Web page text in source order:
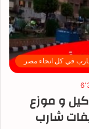
في كل انحاء مصر
و موزع
شارب